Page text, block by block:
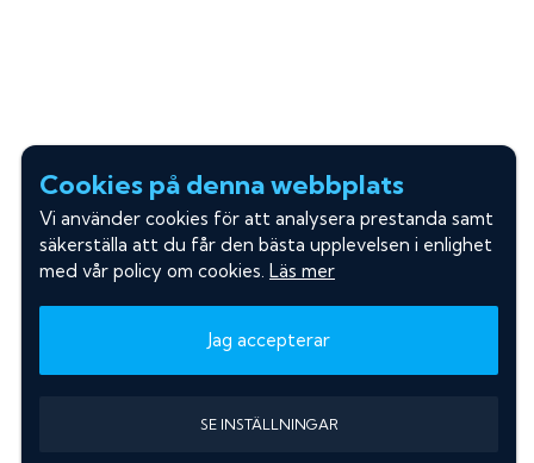
Cookies på denna webbplats
Vi använder cookies för att analysera prestanda samt
säkerställa att du får den bästa upplevelsen i enlighet
med vår policy om cookies. Läs mer
Jag accepterar
SE INSTÄLLNINGAR